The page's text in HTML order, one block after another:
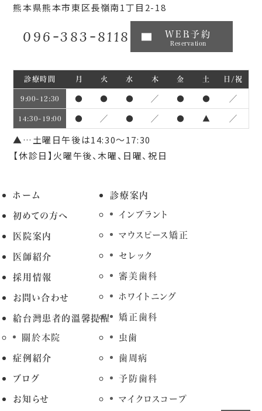
熊本県熊本市東区長嶺南1丁目2-18
096-383-8118 WEB予約
Reservation
診療時間 月 火 水 木 金 土 日/祝
9:00~12:30 ● ● ● ／ ● ● ／
14:30~19:00 ● ／ ● ／ ● ▲ ／
▲…土曜日午後は14:30～17:30
【休診日】火曜午後、木曜、日曜、祝日
ホーム
初めての方へ
医院案内
医師紹介
採用情報
お問い合わせ
給台灣患者的溫馨提醒
關於本院
症例紹介
ブログ
お知らせ
診療案内
インプラント
マウスピース矯正
セレック
審美歯科
ホワイトニング
矯正歯科
虫歯
歯周病
予防歯科
マイクロスコープ